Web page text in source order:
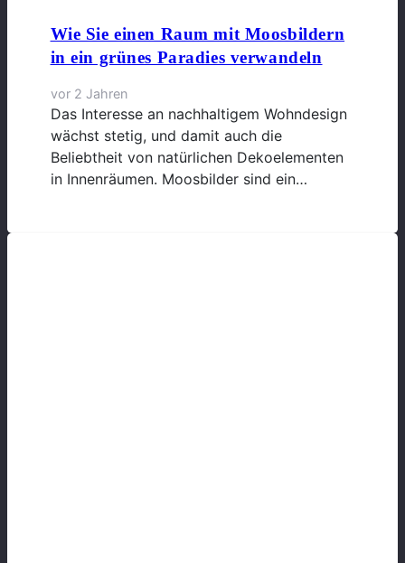
Wie Sie einen Raum mit Moosbildern
in ein grünes Paradies verwandeln
vor 2 Jahren
Das Interesse an nachhaltigem Wohndesign
wächst stetig, und damit auch die
Beliebtheit von natürlichen Dekoelementen
in Innenräumen. Moosbilder sind ein…